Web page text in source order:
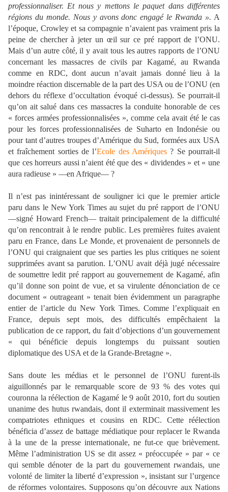
professionnaliser. Et nous y mettons le paquet dans différentes
régions du monde. Nous y avons donc engagé le Rwanda ». A
l’époque, Crowley et sa compagnie n’avaient pas vraiment pris la
peine de chercher à jeter un œil sur ce pré rapport de l’ONU.
Mais d’un autre côté, il y avait tous les autres rapports de l’ONU
concernant les massacres de civils par Kagamé, au Rwanda
comme en RDC, dont aucun n’avait jamais donné lieu à la
moindre réaction discernable de la part des USA ou de l’ONU (en
dehors du réflexe d’occultation évoqué ci-dessus). Se pourrait-il
qu’on ait salué dans ces massacres la conduite honorable de ces
« forces armées professionnalisées », comme cela avait été le cas
pour les forces professionnalisées de Suharto en Indonésie ou
pour tant d’autres troupes d’Amérique du Sud, formées aux USA
et fraîchement sorties de l’Ecole des Amériques ? Se pourrait-il
que ces horreurs aussi n’aient été que des « dividendes » et « une
aura radieuse » —en Afrique— ?
Il n’est pas inintéressant de souligner ici que le premier article
paru dans le New York Times au sujet du pré rapport de l’ONU
—signé Howard French— traitait principalement de la difficulté
qu’on rencontrait à le rendre public. Les premières fuites avaient
paru en France, dans Le Monde, et provenaient de personnels de
l’ONU qui craignaient que ses parties les plus critiques ne soient
supprimées avant sa parution. L’ONU avait déjà jugé nécessaire
de soumettre ledit pré rapport au gouvernement de Kagamé, afin
qu’il donne son point de vue, et sa virulente dénonciation de ce
document « outrageant » tenait bien évidemment un paragraphe
entier de l’article du New York Times. Comme l’expliquait en
France, depuis sept mois, des difficultés empêchaient la
publication de ce rapport, du fait d’objections d’un gouvernement
« qui bénéficie depuis longtemps du puissant soutien
diplomatique des USA et de la Grande-Bretagne ».
Sans doute les médias et le personnel de l’ONU furent-ils
aiguillonnés par le remarquable score de 93 % des votes qui
couronna la réélection de Kagamé le 9 août 2010, fort du soutien
unanime des hutus rwandais, dont il exterminait massivement les
compatriotes ethniques et cousins en RDC. Cette réélection
bénéficia d’assez de battage médiatique pour replacer le Rwanda
à la une de la presse internationale, ne fut-ce que brièvement.
Même l’administration US se dit assez « préoccupée » par « ce
qui semble dénoter de la part du gouvernement rwandais, une
volonté de limiter la liberté d’expression », insistant sur l’urgence
de réformes volontaires. Supposons qu’on découvre aux Nations